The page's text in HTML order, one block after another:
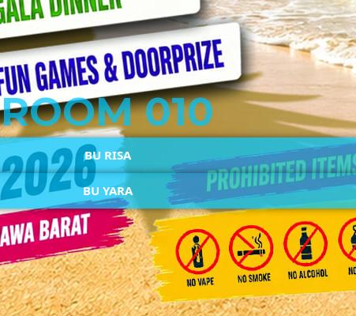
ROOM 010
BU RISA
BU YARA